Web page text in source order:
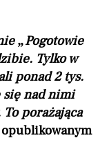
„Pogotowie
Tylko w
ponad 2 tys.
się nad nimi
porażająca